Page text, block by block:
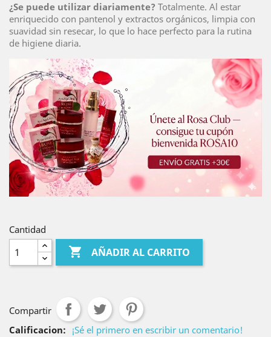
¿Se puede utilizar diariamente? Totalmente. Al estar
enriquecido con pantenol y extractos orgánicos, limpia con
suavidad sin resecar, lo que lo hace perfecto para la rutina
de higiene diaria.
Cantidad
 AÑADIR AL CARRITO
Compartir
Calificacion: ¡Sé el primero en escribir un comentario!